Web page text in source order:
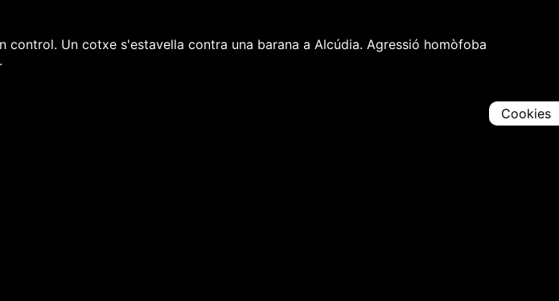
Un cotxe s'estavella contra una barana a Alcúdia. Agressió homòfoba
Cookies